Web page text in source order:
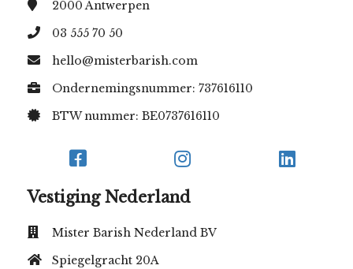
2000Antwerpen
03 555 70 50
hello@misterbarish.com
Ondernemingsnummer: 737616110
BTW nummer: BE0737616110
Vestiging Nederland
Mister Barish Nederland BV
Spiegelgracht 20A